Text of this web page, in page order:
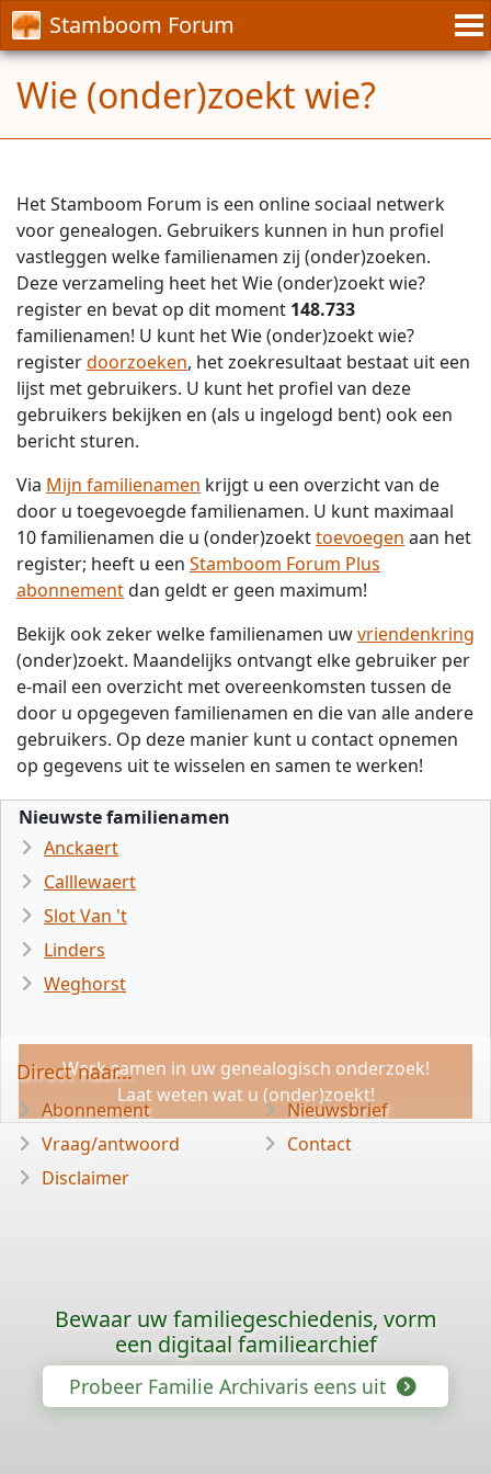
Stamboom Forum
Wie (onder)zoekt wie?
Het Stamboom Forum is een online sociaal netwerk
voor genealogen. Gebruikers kunnen in hun profiel
vastleggen welke familienamen zij (onder)zoeken.
Deze verzameling heet het Wie (onder)zoekt wie?
register en bevat op dit moment 148.733
familienamen! U kunt het Wie (onder)zoekt wie?
registerdoorzoeken, het zoekresultaat bestaat uit een
lijst met gebruikers. U kunt het profiel van deze
gebruikers bekijken en (als u ingelogd bent) ook een
bericht sturen.
Via Mijn familienamen krijgt u een overzicht van de
door u toegevoegde familienamen. U kunt maximaal
10 familienamen die u (onder)zoekttoevoegen aan het
register; heeft u een Stamboom Forum Plus
abonnementdan geldt er geen maximum!
Bekijk ook zeker welke familienamen uwvriendenkring
(onder)zoekt. Maandelijks ontvangt elke gebruiker per
e-mail een overzicht met overeenkomsten tussen de
door u opgegeven familienamen en die van alle andere
gebruikers. Op deze manier kunt u contact opnemen
op gegevens uit te wisselen en samen te werken!
Nieuwste familienamen
Anckaert
Calllewaert
Slot Van 't
Linders
Weghorst
Werk samen in uw genealogisch onderzoek!
Laat weten wat u (onder)zoekt!
Direct naar...
Abonnement
Vraag/antwoord
Disclaimer
Nieuwsbrief
Contact
Bewaar uw familiegeschiedenis, vorm
een digitaal familiearchief
Probeer Familie Archivaris eens uit